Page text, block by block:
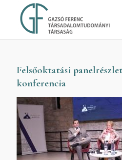
Felsőoktatási
konferencia